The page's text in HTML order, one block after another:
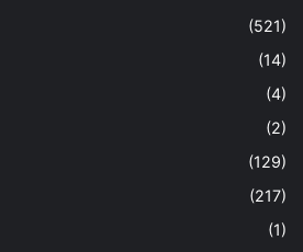
(521)
(14)
(4)
(2)
(129)
(217)
(1)